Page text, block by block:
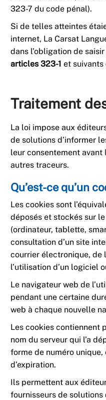
323-7 du code pénal).
Si de telles atteintes
internet, La Carsat
dans l’obligation de
articles 323-1 et suivants
Traitement
La loi impose aux
de solutions d’informer
leur consentement avant
autres traceurs.
Qu’est-ce qu’un
Les cookies sont
déposés et stockés sur
(ordinateur, tablette,
consultation d’un site
courrier électronique, de
l’utilisation d’un logiciel
Le navigateur web de
pendant une certaine
web à chaque nouvelle
Les cookies contiennent
nom du serveur qui l’a
forme de numéro
d’expiration.
Ils permettent aux
fournisseurs de solutions